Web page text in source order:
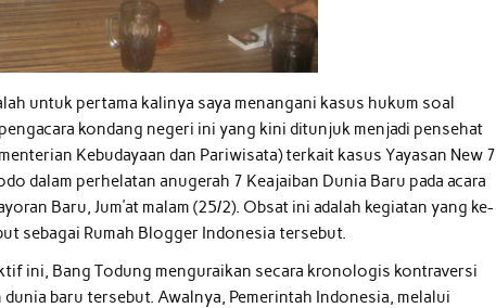
untuk pertama kalinya saya menangani kasus hukum soal
kondang negeri ini yang kini ditunjuk menjadi pensehat
Kebudayaan dan Pariwisata) terkait kasus Yayasan New 7
dalam perhelatan anugerah 7 Keajaiban Dunia Baru pada acara
Baru, Jum’at malam (25/2). Obsat ini adalah kegiatan yang ke-
sebagai Rumah Blogger Indonesia tersebut.
ini, Bang Todung menguraikan secara kronologis kontraversi
baru tersebut. Awalnya, Pemerintah Indonesia, melalui